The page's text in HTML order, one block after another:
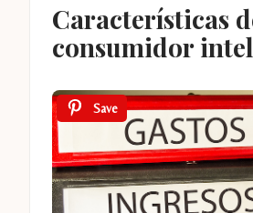
Características
consumidor
Save